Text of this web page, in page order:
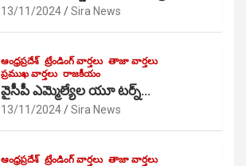
13/11/2024 Sira News
ఆంధ్రప్రదేశ్ ట్రేండింగ్ వార్తలు తాజా వార్తలు
ప్రముఖ వార్తలు రాజకీయం
వైసీపీ ఎమ్మెల్యేల యూ టర్న్…
13/11/2024 Sira News
ఆంధ్రప్రదేశ్ ట్రేండింగ్ వార్తలు తాజా వార్తలు